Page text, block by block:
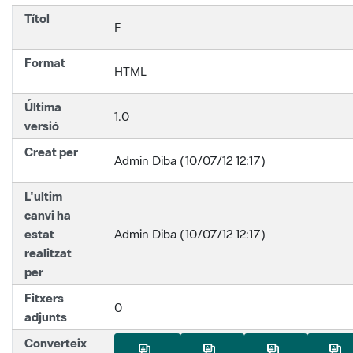
Títol
F
Format
HTML
Última
versió
1.0
Creat per
Admin Diba (10/07/12 12:17)
L'ultim
canvi ha
estat
realitzat
per
Admin Diba (10/07/12 12:17)
Fitxers
adjunts
0
Converteix